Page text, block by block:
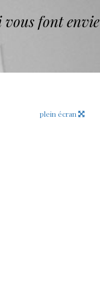
font envie
plein écran